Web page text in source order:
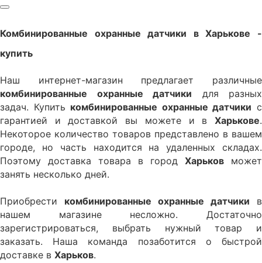
Комбинированные охранные датчики в Харькове -
купить
Наш интернет-магазин предлагает различные
комбинированные охранные датчики для разных
задач. Купить комбинированные охранные датчики с
гарантией и доставкой вы можете и в Харькове.
Некоторое количество товаров представлено в вашем
городе, но часть находится на удаленных складах.
Поэтому доставка товара в город Харьков может
занять несколько дней.
Приобрести комбинированные охранные датчики в
нашем магазине несложно. Достаточно
зарегистрироваться, выбрать нужный товар и
заказать. Наша команда позаботится о быстрой
доставке в Харьков.